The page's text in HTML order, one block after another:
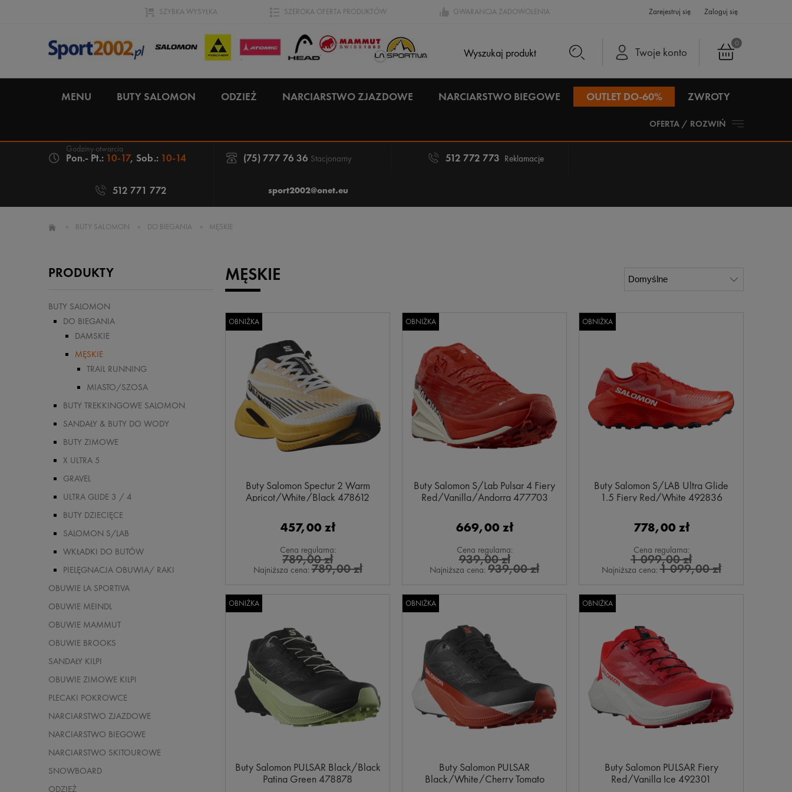
SZYBKA WYSYŁKA SZEROKA OFERTA PRODUKTÓW GWARANCJA ZADOWOLENIA Zarejestruj się Zaloguj się
0
Twoje konto
MENU BUTY SALOMON ODZIEŻ NARCIARSTWO ZJAZDOWE NARCIARSTWO BIEGOWE OUTLET DO-60% ZWROTY
OFERTA / ROZWIŃ
Pon.- Pt.: 10-17, Sob.: 10-14 (75) 777 76 36 Stacjonarny 512 772 773 Reklamacje
512 771 772 sport2002@onet.eu
» BUTY SALOMON » DO BIEGANIA » MĘSKIE
PRODUKTY
BUTY SALOMON
DO BIEGANIA
DAMSKIE
MĘSKIE
TRAIL RUNNING
MIASTO/SZOSA
BUTY TREKKINGOWE SALOMON
SANDAŁY & BUTY DO WODY
BUTY ZIMOWE
X ULTRA 5
GRAVEL
ULTRA GLIDE 3 / 4
BUTY DZIECIĘCE
SALOMON S/LAB
WKŁADKI DO BUTÓW
PIELĘGNACJA OBUWIA/ RAKI
OBUWIE LA SPORTIVA
OBUWIE MEINDL
OBUWIE MAMMUT
OBUWIE BROOKS
SANDAŁY KILPI
OBUWIE ZIMOWE KILPI
PLECAKI POKROWCE
NARCIARSTWO ZJAZDOWE
NARCIARSTWO BIEGOWE
NARCIARSTWO SKITOUROWE
SNOWBOARD
ODZIEŻ
MĘSKIE
Buty Salomon Spectur 2 Warm
Apricot/White/Black 478612
457,00 zł
Cena regularna:
789,00 zł
Najniższa cena:789,00 zł
OBNIŻKA
Buty Salomon S/Lab Pulsar 4 Fiery
Red/Vanilla/Andorra 477703
669,00 zł
Cena regularna:
939,00 zł
Najniższa cena: 939,00 zł
OBNIŻKA
Buty Salomon S/LAB Ultra Glide
1.5 Fiery Red/White 492836
778,00 zł
Cena regularna:
1 099,00 zł
Najniższa cena:1 099,00 zł
OBNIŻKA
Buty Salomon PULSAR Black/Black
Patina Green 478878
OBNIŻKA
Buty Salomon PULSAR
Black/White/Cherry Tomato
OBNIŻKA
Buty Salomon PULSAR Fiery
Red/Vanilla Ice 492301
OBNIŻKA